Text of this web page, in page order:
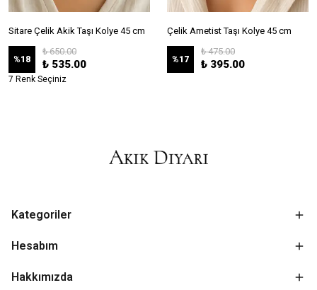
Sitare Çelik Akik Taşı Kolye 45 cm
%18
₺ 650.00
₺ 535.00
7 Renk Seçiniz
Çelik Ametist Taşı Kolye 45 cm
%17
₺ 475.00
₺ 395.00
Kategoriler
Hesabım
Hakkımızda